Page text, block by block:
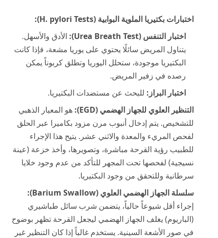
اختبارات بكتيريا الملوية البوابية (H. pylori Tests):
اختبار التنفس (Urea Breath Test):
الأدق والأسهل.
يتناول المريض سائلًا يحتوي على يوريا مشعة، فإذا كانت
البكتيريا موجودة، ستحلل اليوريا وتطلق كربوناً يمكن
رصده في زفير المريض.
اختبار البراز: للبحث عن مستضدات البكتيريا.
التنظير العلوي للجهاز الهضمي (EGD):
هو المعيار الذهبي
للتشخيص. يتم إدخال أنبوب مرن مزود بكاميرا عبر الحلق
لفحص المريء والمعدة والاثني عشر. يتيح هذا الإجراء
للطبيب رؤية القرحة مباشرة، وتصويرها، وأخذ خزعة (عينة
نسيجية) لفحصها تحت المجهر للتأكد من عدم وجود خلايا
سرطانية وللتحقق من وجود البكتيريا.
سلسلة الجهاز الهضمي العلوي (Barium Swallow):
إجراء أقل شيوعاً حالياً، يتضمن شرب سائل طباشيري
(الباريوم) يغلف الجهاز الهضمي ليجعل القرحة تظهر بوضوح
في صور الأشعة السينية. يستخدم غالباً إذا كان التنظير غير